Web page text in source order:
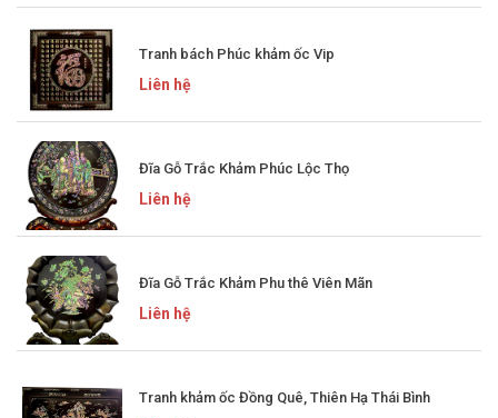
Tranh bách Phúc khảm ốc Vip
Liên hệ
Đĩa Gỗ Trắc Khảm Phúc Lộc Thọ
Liên hệ
Đĩa Gỗ Trắc Khảm Phu thê Viên Mãn
Liên hệ
Tranh khảm ốc Đồng Quê, Thiên Hạ Thái Bình